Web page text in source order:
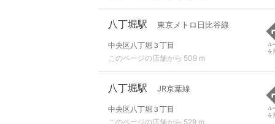
八丁堀駅 東京メトロ日比谷線
中央区八丁堀３丁目
このページの店舗から 509 m
ル
を
八丁堀駅 JR京葉線
中央区八丁堀３丁目
このページの店舗から 529 m
ル
を